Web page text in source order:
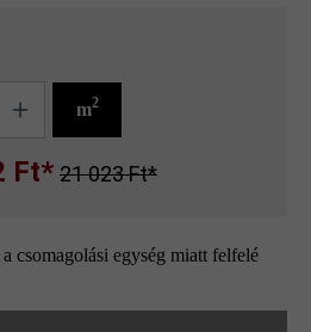
m2
Ft* 21 023 Ft*
csomagolási egység miatt felfelé